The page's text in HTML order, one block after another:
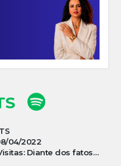
04/2022
Sala de Visitas: Diante dos fatos que influenciam a economia o que podemos esperar de 2022